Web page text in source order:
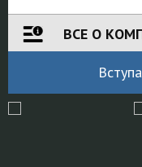
ВСЕ О